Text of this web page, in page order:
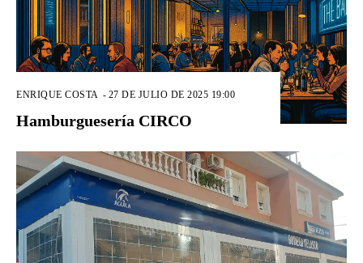
ENRIQUE COSTA - 27 DE JULIO DE 2025 19:00
Hamburguesería CIRCO